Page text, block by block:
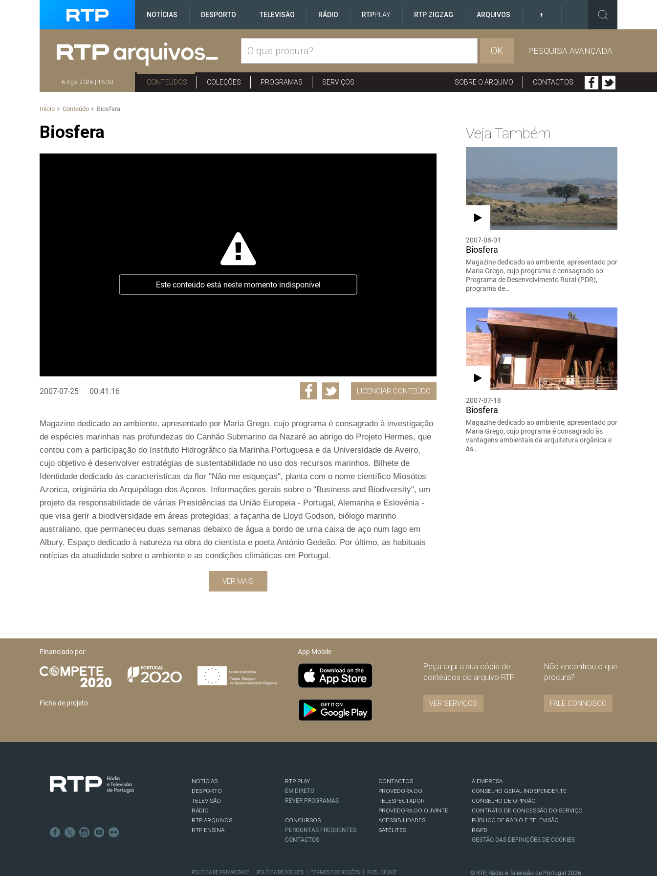
NOTÍCIAS DESPORTO TELEVISÃO RÁDIO RTPPLAY RTP ZIGZAG ARQUIVOS +
OK PESQUISA AVANÇADA
6 Ago. 2026 | 16:30 CONTEÚDOS COLEÇÕES PROGRAMAS SERVIÇOS SOBRE O ARQUIVO CONTACTOS
Início Conteúdo Biosfera
Biosfera
Este conteúdo está neste momento indisponível
2007-07-25 00:41:16 LICENCIAR CONTEÚDO
Magazine dedicado ao ambiente, apresentado por Maria Grego, cujo programa é consagrado à investigação
de espécies marinhas nas profundezas do Canhão Submarino da Nazaré ao abrigo do Projeto Hermes, que
contou com a participação do Instituto Hidrográfico da Marinha Portuguesa e da Universidade de Aveiro,
cujo objetivo é desenvolver estratégias de sustentabilidade no uso dos recursos marinhos. Bilhete de
Identidade dedicado às características da flor "Não me esqueças", planta com o nome científico Miosótos
Azorica, originária do Arquipélago dos Açores. Informações gerais sobre o "Business and Biodiversity", um
projeto da responsabilidade de várias Presidências da União Europeia - Portugal, Alemanha e Eslovénia -
que visa gerir a biodiversidade em áreas protegidas; a façanha de Lloyd Godson, biólogo marinho
australiano, que permaneceu duas semanas debaixo de água a bordo de uma caixa de aço num lago em
Albury. Espaço dedicado à natureza na obra do cientista e poeta António Gedeão. Por último, as habituais
notícias da atualidade sobre o ambiente e as condições climáticas em Portugal.
VER MAIS
Veja Também
2007-08-01
Biosfera
Magazine dedicado ao ambiente, apresentado por
Maria Grego, cujo programa é consagrado ao
Programa de Desenvolvimento Rural (PDR),
programa de…
2007-07-18
Biosfera
Magazine dedicado ao ambiente, apresentado por
Maria Grego, cujo programa é consagrado às
vantagens ambientais da arquitetura orgânica e
às…
Financiado por:
Ficha de projeto
App Mobile
Peça aqui a sua cópia de
conteúdos do arquivo RTP
VER SERVIÇOS
Não encontrou o que
procura?
FALE CONNOSCO
NOTÍCIAS
DESPORTO
TELEVISÃO
RÁDIO
RTP ARQUIVOS
RTP ENSINA
RTP PLAY
EM DIRETO
REVER PROGRAMAS
CONCURSOS
PERGUNTAS FREQUENTES
CONTACTOS
CONTACTOS
PROVEDORA DO
TELESPECTADOR
PROVEDORA DO OUVINTE
ACESSIBILIDADES
SATÉLITES
A EMPRESA
CONSELHO GERAL INDEPENDENTE
CONSELHO DE OPINIÃO
CONTRATO DE CONCESSÃO DO SERVIÇO
PÚBLICO DE RÁDIO E TELEVISÃO
RGPD
GESTÃO DAS DEFINIÇÕES DE COOKIES
POLÍTICA DE PRIVACIDADE POLÍTICA DE COOKIES TERMOS E CONDIÇÕES PUBLICIDADE © RTP, Rádio e Televisão de Portugal 2026